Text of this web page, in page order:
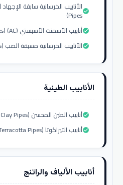
Pipes)check_circle
أنابيب الأسمنت الأسبستي (AC) (Asbestos-Cement Pipes)check_circle
الأنابيب الخرسانية مسبقة الصب (Precast Concrete Pipes)check_circle
الأنابيب الطينية
أنابيب الطين المحسن (Vitrified Clay Pipes)check_circle
أنابيب التيراكوتا (Terracotta Pipes)check_circle
أنابيب الألياف والراتنج